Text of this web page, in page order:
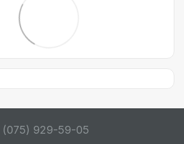
(075) 929-59-05